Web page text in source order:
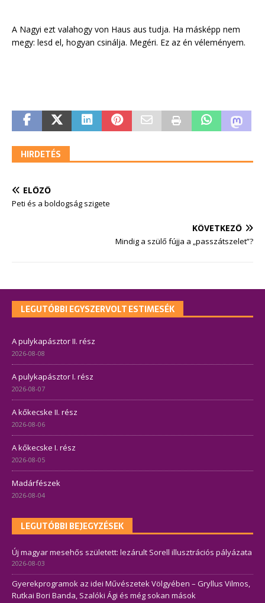
A Nagyi ezt valahogy von Haus aus tudja. Ha másképp nem
megy: lesd el, hogyan csinálja. Megéri. Ez az én véleményem.
HIRDETÉS
ELŐZŐ
Peti és a boldogság szigete
KÖVETKEZŐ
Mindig a szülő fújja a „passzátszelet”?
LEGUTÓBBI EGYSZERVOLT ESTIMESÉK
A pulykapásztor II. rész
2026-08-08
A pulykapásztor I. rész
2026-08-07
A kőkecske II. rész
2026-08-06
A kőkecske I. rész
2026-08-05
Madárfészek
2026-08-04
LEGUTÓBBI BEJEGYZÉSEK
Új magyar mesehős született: lezárult Sorell illusztrációs pályázata
2026-08-03
Gyerekprogramok az idei Művészetek Völgyében – Gryllus Vilmos,
Rutkai Bori Banda, Szalóki Ági és még sokan mások